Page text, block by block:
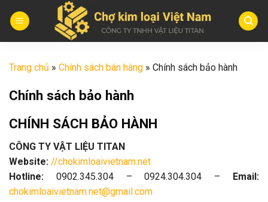
Trang chủ » Chính sách bán hàng » Chính sách bảo hành
Chính sách bảo hành
CHÍNH SÁCH BẢO HÀNH
CÔNG TY VẬT LIỆU TITAN
Website: //chokimloaivietnam.net
Hotline: 0902.345.304 – 0924.304.304 – Email:
chokimloaivietnam.net@gmail.com